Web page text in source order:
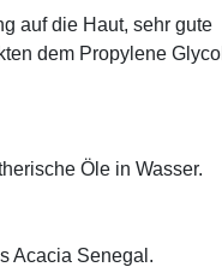
auf die Haut, sehr gute
dem Propylene Glycol
Öle in Wasser.
Acacia Senegal.